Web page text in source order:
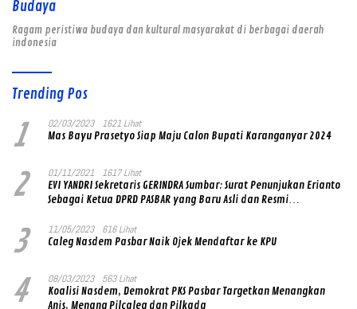
Budaya
Ragam peristiwa budaya dan kultural masyarakat di berbagai daerah
indonesia
Trending Pos
1 02/03/2023 1621 Lihat
Mas Bayu Prasetyo Siap Maju Calon Bupati Karanganyar 2024
2 01/11/2021 1617 Lihat
EVI YANDRI Sekretaris GERINDRA Sumbar: Surat Penunjukan Erianto
Sebagai Ketua DPRD PASBAR yang Baru Asli dan Resmi
3 11/05/2023 616 Lihat
Caleg Nasdem Pasbar Naik Ojek Mendaftar ke KPU
4 08/03/2023 563 Lihat
Koalisi Nasdem, Demokrat PKS Pasbar Targetkan Menangkan
Anis, Menang Pilcaleg dan Pilkada